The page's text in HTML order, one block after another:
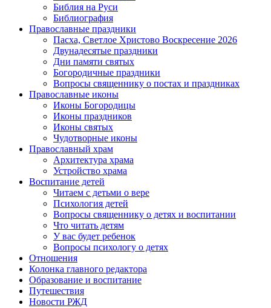
Библия на Руси
Библиография
Православные праздники
Пасха, Светлое Христово Воскресение 2026
Двунадесятые праздники
Дни памяти святых
Богородичные праздники
Вопросы священнику о постах и праздниках
Православные иконы
Иконы Богородицы
Иконы праздников
Иконы святых
Чудотворные иконы
Православный храм
Архитектура храма
Устройство храма
Воспитание детей
Читаем с детьми о вере
Психология детей
Вопросы священнику о детях и воспитании
Что читать детям
У вас будет ребенок
Вопросы психологу о детях
Отношения
Колонка главного редактора
Образование и воспитание
Путешествия
Новости РЖД